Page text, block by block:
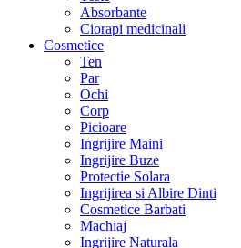
Absorbante
Ciorapi medicinali
Cosmetice
Ten
Par
Ochi
Corp
Picioare
Ingrijire Maini
Ingrijire Buze
Protectie Solara
Ingrijirea si Albire Dinti
Cosmetice Barbati
Machiaj
Ingrijire Naturala